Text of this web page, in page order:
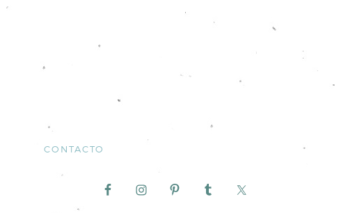
CONTACTO